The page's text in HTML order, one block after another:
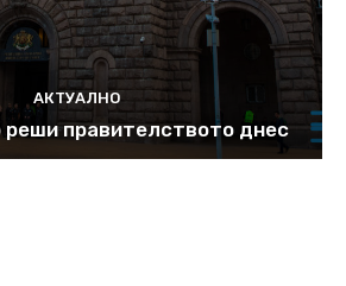
АКТУАЛНО
правителството днес